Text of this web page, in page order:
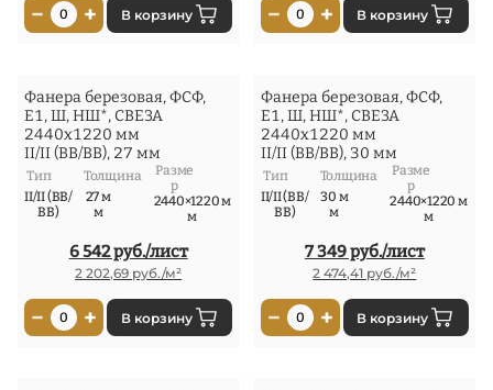
− 0 + В корзину − 0 + В корзину
Фанера березовая, ФСФ,
Е1, Ш, НШ*, СВЕЗА
2440x1220 мм
II/II (ВВ/ВВ), 27 мм
Тип
II/II (ВВ/
ВВ)
Толщина
27 м
м
Разме
р
2440×1220 м
м
6 542 руб./лист
2 202,69 руб./м²
− 0 + В корзину
Фанера березовая, ФСФ,
Е1, Ш, НШ*, СВЕЗА
2440x1220 мм
II/II (ВВ/ВВ), 30 мм
Тип
II/II (ВВ/
ВВ)
Толщина
30 м
м
Разме
р
2440×1220 м
м
7 349 руб./лист
2 474,41 руб./м²
− 0 + В корзину